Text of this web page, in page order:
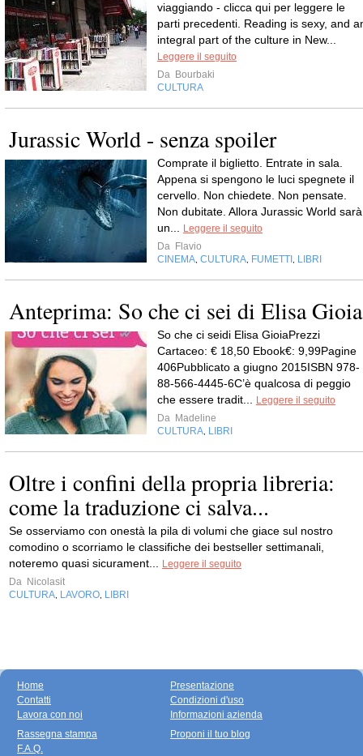
viaggiando - clicca qui per leggere le
parti precedenti. Reading is sexy, and
integral part of the culture in New...
Leggere il seguito
Da Bourbaki
CULTURA
Jurassic World - senza spoiler
Comprate il biglietto. Entrate in sala.
Appena si spengono le luci spegnete il
cervello. Non chiedete. Non pensate.
Non dubitate. Allora Jurassic World sarà
un...
Leggere il seguito
Da Flavio
CINEMA CULTURA FUMETTI LIBRI
Anteprima: So che ci sei di Elisa Gioia
So che ci seidi Elisa GioiaPrezzi
Cartaceo: € 18,50 Ebook€: 9,99Pagine
406Pubblicato a giugno 2015ISBN 978-
88-566-4445-6C’è qualcosa di peggio
che essere tradit...
Leggere il seguito
Da Madeline
CULTURA LIBRI
Oltre i confini della propria libreria:
come la traduzione ci salva...
Se osserviamo con onestà la pila di volumi che giace sul nostro
comodino o scorriamo le classifiche dei bestseller settimanali,
noteremo quasi sicurament...
Leggere il seguito
Da Nicolasit
CULTURA LAVORO LIBRI
Home
Contatti
Lavora con noi
Presentazione
Condizioni d'uso
Informazioni azienda
Rassegna stampa
F.A.Q.
Proponi il tuo blog